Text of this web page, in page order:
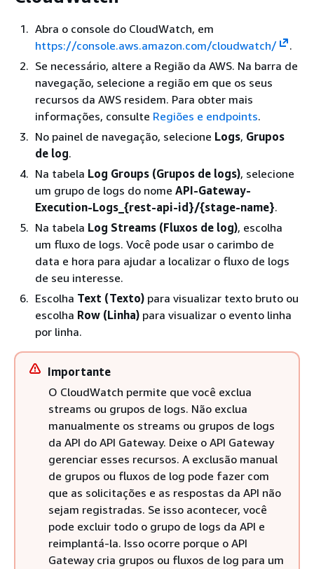
Abra o console do CloudWatch, em
https://console.aws.amazon.com/cloudwatch/
.
Se necessário, altere a Região da AWS. Na barra de
navegação, selecione a região em que os seus
recursos da AWS residem. Para obter mais
informações, consulte Regiões e endpoints.
No painel de navegação, selecione Logs, Grupos
de log.
Na tabela Log Groups (Grupos de logs), selecione
um grupo de logs do nome API-Gateway-
Execution-Logs_ {rest-api-id}/{stage-name}.
Na tabela Log Streams (Fluxos de log), escolha
um fluxo de logs. Você pode usar o carimbo de
data e hora para ajudar a localizar o fluxo de logs
de seu interesse.
Escolha Text (Texto) para visualizar texto bruto ou
escolha Row (Linha) para visualizar o evento linha
por linha.
Importante
O CloudWatch permite que você exclua
streams ou grupos de logs. Não exclua
manualmente os streams ou grupos de logs
da API do API Gateway. Deixe o API Gateway
gerenciar esses recursos. A exclusão manual
de grupos ou fluxos de log pode fazer com
que as solicitações e as respostas da API não
sejam registradas. Se isso acontecer, você
pode excluir todo o grupo de logs da API e
reimplantá-la. Isso ocorre porque o API
Gateway cria grupos ou fluxos de log para um